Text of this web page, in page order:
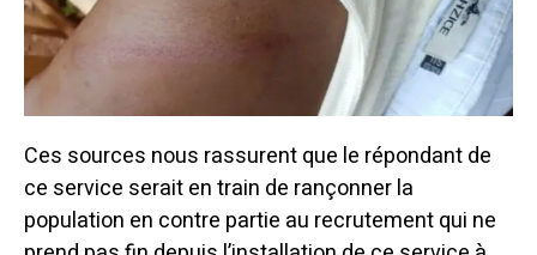
Ces sources nous rassurent que le répondant de
ce service serait en train de rançonner la
population en contre partie au recrutement qui ne